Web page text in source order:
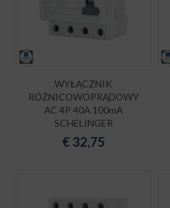
WYŁĄCZNIK
RÓŻNICOWOPRĄDOWY
AC 4P 40A 100mA
SCHELINGER
€ 32,75